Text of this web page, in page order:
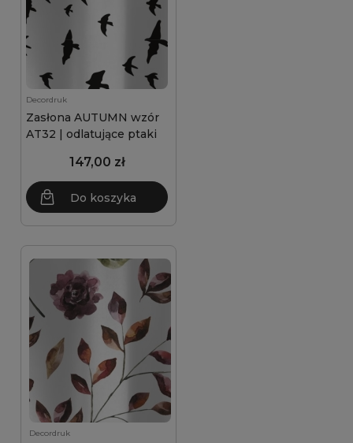
Decordruk
Zasłona AUTUMN wzór
AT32 | odlatujące ptaki
147,00 zł
Do koszyka
Decordruk